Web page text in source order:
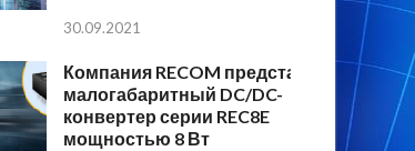
30.09.2021
Компания RECOM представляет
малогабаритный DC/DC-
конвертер серии REC8E
мощностью 8 Вт